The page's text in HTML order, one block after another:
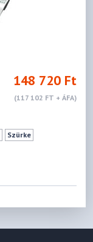
148 720 Ft
(117 102 FT + ÁFA)
Szürke